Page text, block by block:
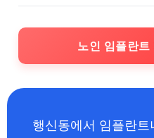
노인 임플란
행신동에서 임플란